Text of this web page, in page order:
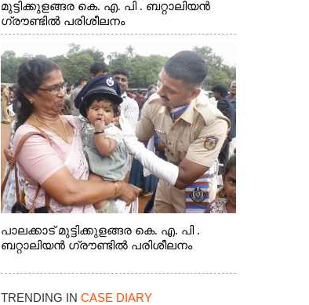
മുട്ടിക്കുളങ്ങര കെ. എ. പി . ബറ്റാലിയൻ
ഗ്രൗണ്ടിൽ പരിശീലനം
പാലക്കാട് മുട്ടിക്കുളങ്ങര കെ. എ. പി .
ബറ്റാലിയൻ ഗ്രൗണ്ടിൽ പരിശീലനം
TRENDING IN CASE DIARY